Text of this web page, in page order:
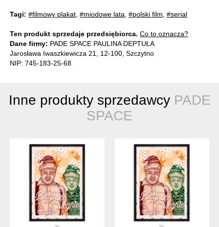
Tagi: #filmowy plakat #miodowe lata #polski film #serial
Ten produkt sprzedaje przedsiębiorca. Co to oznacza?
Dane firmy: PADE SPACE PAULINA DEPTUŁA
Jarosława Iwaszkiewicza 21, 12-100, Szczytno
NIP: 745-183-25-68
Inne produkty sprzedawcy PADE
SPACE